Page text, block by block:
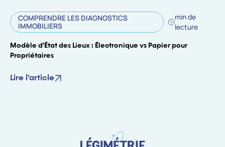
COMPRENDRE LES DIAGNOSTICS
IMMOBILIERS
min de
lecture
Modèle d'État des Lieux : Électronique vs Papier pour
Propriétaires
Lire l'article